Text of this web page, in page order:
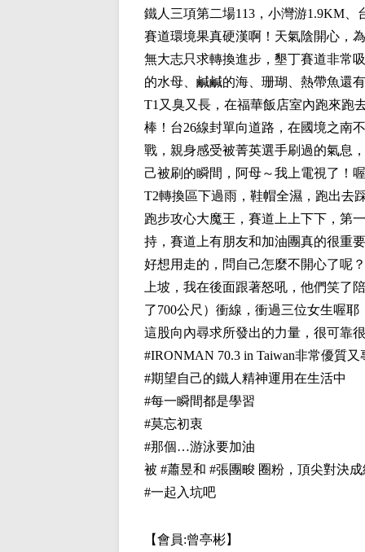
鐵人三項第二場113， 小灣游1.9KM 、
賽道環境果真硬漢啊！天氣陰開心，
無大志只求轉換進步，墾丁賽道非常
的水母、鹹鹹的海、珊瑚、熱帶魚還
T1 又臭又長，在福華飯店室內跑來跑
棒！台26線封單向道路，在國境之南
戰，親身感受被菁英選手刷過的氣息
己被刷的瞬間，阿母～我上電視了！
T2轉換區下過雨，鞋帽全濕，跑出去
跑步攻心大魔王，賽道上上下下，第
持，賽道上有朋友和加油團真的很重
好想用走的，問自己怎麼不開心了呢
上坡，我在後面跟著怒吼，他們笑了
了700公尺）衝線，衝過三位女生喔耶
這股向內尋求所發出的力量，很可靠
#IRONMAN 70.3 in Taiwan非常優質又
#期望自己的鐵人精神運用在生活中
#每一瞬間都是學習
#莫忘初衷
#那個…游泳要加油
被 #蕭昱和 #張團畯 圈粉，頂尖對決
#一起入坑吧
【會員:曾亭彬】